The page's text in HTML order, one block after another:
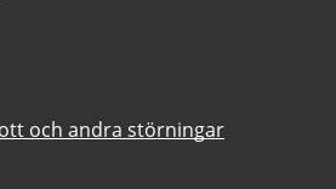
och andra störningar